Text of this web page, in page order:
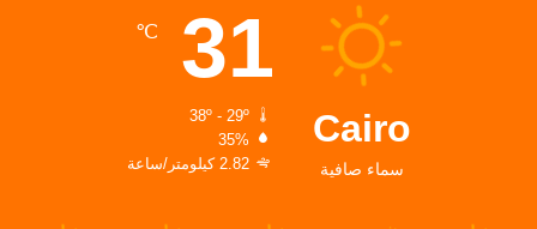
Cairo
سماء صافية
31
℃
38º - 29º
35%
2.82 كيلومتر/ساعة